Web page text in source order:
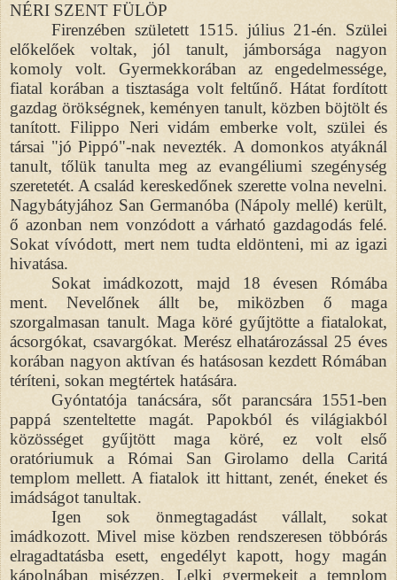
NÉRI SZENT FÜLÖP
Firenzében született 1515. július 21-én. Szülei
előkelőek voltak, jól tanult, jámborsága nagyon
komoly volt. Gyermekkorában az engedelmessége,
fiatal korában a tisztasága volt feltűnő. Hátat fordított
gazdag örökségnek, keményen tanult, közben böjtölt és
tanított. Filippo Neri vidám emberke volt, szülei és
társai "jó Pippó"-nak nevezték. A domonkos atyáknál
tanult, tőlük tanulta meg az evangéliumi szegénység
szeretetét. A család kereskedőnek szerette volna nevelni.
Nagybátyjához San Germanóba (Nápoly mellé) került,
ő azonban nem vonzódott a várható gazdagodás felé.
Sokat vívódott, mert nem tudta eldönteni, mi az igazi
hivatása.
Sokat imádkozott, majd 18 évesen Rómába
ment. Nevelőnek állt be, miközben ő maga
szorgalmasan tanult. Maga köré gyűjtötte a fiatalokat,
ácsorgókat, csavargókat. Merész elhatározással 25 éves
korában nagyon aktívan és hatásosan kezdett Rómában
téríteni, sokan megtértek hatására.
Gyóntatója tanácsára, sőt parancsára 1551-ben
pappá szenteltette magát. Papokból és világiakból
közösséget gyűjtött maga köré, ez volt első
oratóriumuk a Római San Girolamo della Caritá
templom mellett. A fiatalok itt hittant, zenét, éneket és
imádságot tanultak.
Igen sok önmegtagadást vállalt, sokat
imádkozott. Mivel mise közben rendszeresen többórás
elragadtatásba esett, engedélyt kapott, hogy magán
kápolnában misézzen. Lelki gyermekeit a templom